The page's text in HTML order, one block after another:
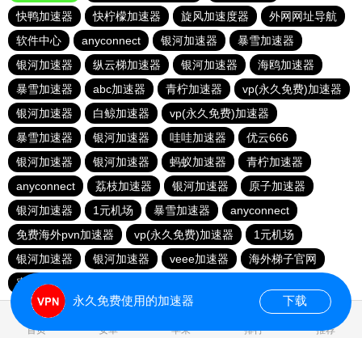
快鸭加速器
快柠檬加速器 旋风加速度器
外网网址导航
软件中心
anyconnect 银河加速器
暴雪加速器
银河加速器
纵云梯加速器 银河加速器
海鸥加速器
暴雪加速器
abc加速器 青柠加速器
vp(永久免费)加速器
银河加速器
白鲸加速器
vp(永久免费)加速器
暴雪加速器
银河加速器 哇哇加速器
优云666
银河加速器
银河加速器 蚂蚁加速器
青柠加速器
anyconnect
荔枝加速器 银河加速器
原子加速器
银河加速器
1元机场 暴雪加速器
anyconnect
免费海外pvn加速器
vp(永久免费)加速器
1元机场
银河加速器
银河加速器 veee加速器
海外梯子官网
蜜蜂加速器
首页 安卓 苹果 排行 推荐
永久免费使用的加速器 下载
0.352880s